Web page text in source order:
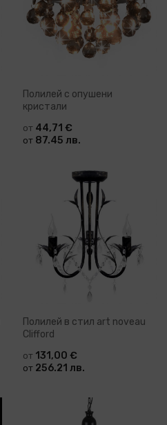
Полилей с опушени
кристали
от 44,71 €
от 87.45 лв.
Полилей в стил art noveau
Clifford
от 131,00 €
от 256.21 лв.